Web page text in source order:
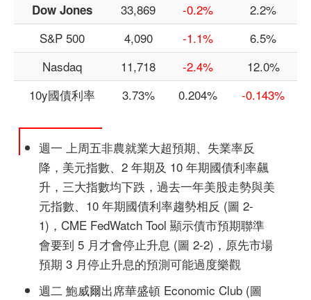
Dow Jones 33,869 -0.2%
2.2%
S&P 500
4,090 -1.1%
6.5%
Nasdaq
11,718 -2.4%
12.0%
10y國債利率
3.73% 0.204% -0.143%
週一 上周五非農就業大超預期、失業率反
降，美元指數、2 年期及 10 年期國債利率飆
升，三大指數均下跌，過去一年美股走勢與美
元指數、10 年期國債利率趨勢相反 (圖 2-
1)，CME FedWatch Tool 顯示債市預期聯準
會要到 5 月才會停止升息 (圖 2-2)，原先市場
預期 3 月停止升息的預測可能過度樂觀
週二 鮑威爾出席華盛頓 Economic Club (圖